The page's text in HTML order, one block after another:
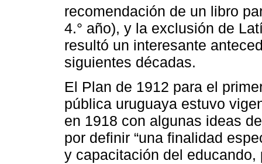
recomendación de un libro
4.° año), y la exclusión de
resultó un interesante
siguientes décadas.
El Plan de 1912 para el
pública uruguaya estuvo
en 1918 con algunas ideas
por definir “una finalidad
y capacitación del